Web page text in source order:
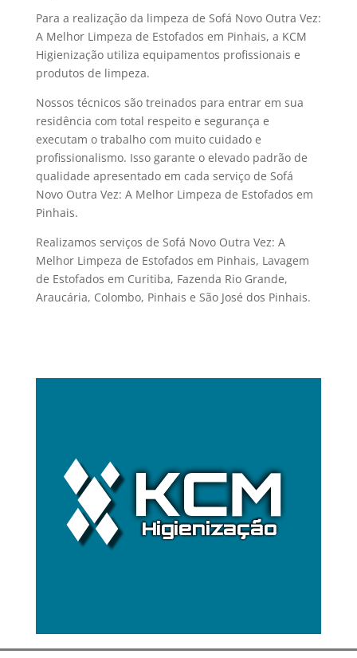
Para a realização da limpeza de Sofá Novo Outra Vez:
A Melhor Limpeza de Estofados em Pinhais, a KCM
Higienização utiliza equipamentos profissionais e
produtos de limpeza.
Nossos técnicos são treinados para entrar em sua
residência com total respeito e segurança e
executam o trabalho com muito cuidado e
profissionalismo. Isso garante o elevado padrão de
qualidade apresentado em cada serviço de Sofá
Novo Outra Vez: A Melhor Limpeza de Estofados em
Pinhais.
Realizamos serviços de Sofá Novo Outra Vez: A
Melhor Limpeza de Estofados em Pinhais, Lavagem
de Estofados em Curitiba, Fazenda Rio Grande,
Araucária, Colombo, Pinhais e São José dos Pinhais.